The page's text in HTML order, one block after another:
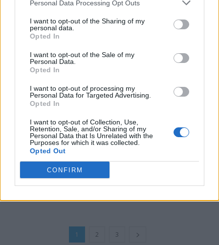
Personal Data Processing Opt Outs
I want to opt-out of the Sharing of my
personal data.
Opted In
I want to opt-out of the Sale of my
Personal Data.
Opted In
I want to opt-out of processing my
Personal Data for Targeted Advertising.
Opted In
I want to opt-out of Collection, Use,
Retention, Sale, and/or Sharing of my
Personal Data that Is Unrelated with the
Purposes for which it was collected.
Opted Out
CONFIRM
expoziție de artă pe motiv...
Redacţia - vineri, 6 octombrie 2023
Judecătorii și procurorii ies la lupta cea
mare: își apără privilegiile...
1 2 3